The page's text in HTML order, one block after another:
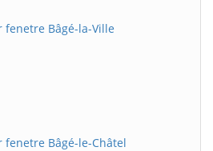
Bâgé-la-Ville
Bâgé-le-Châtel